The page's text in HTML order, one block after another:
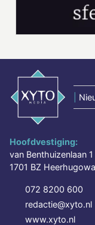
Hoofdvestiging:
van Benthuizenlaan 1
1701 BZ
072 8200 600
redactie@xyto.nl
www.xyto.nl